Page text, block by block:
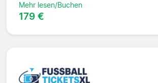
Mehr lesen/Buchen
179 €